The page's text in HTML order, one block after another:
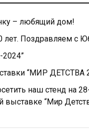
– любящий дом!
лет. Поздравляем с
“МИР ДЕТСТВА
наш стенд на
выставке “Мир